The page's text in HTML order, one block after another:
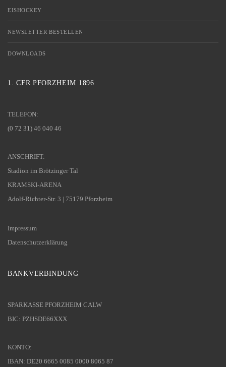
EISHOCKEY
NEWSLETTER BESTELLEN
DOWNLOADS
1. CFR PFORZHEIM 1896
TELEFON:
(0 72 31) 46 040 46
ANSCHRIFT:
Stadion im Brötzinger Tal
KRAMSKI-ARENA
Adolf-Richter-Str. 3 | 75179 Pforzheim
Impressum
Datenschutzerklärung
BANKVERBINDUNG
SPARKASSE PFORZHEIM CALW
BIC: PZHSDE66XXX
KONTO:
IBAN: DE20 6665 0085 0000 8065 87